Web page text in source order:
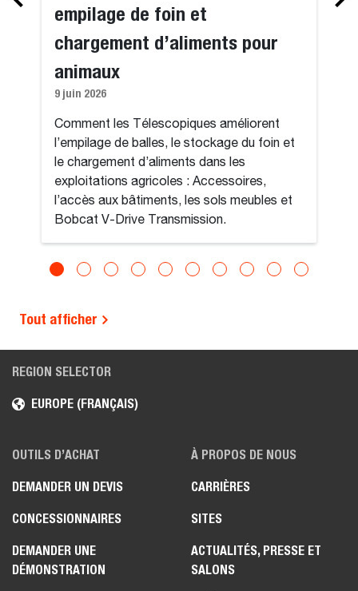
empilage de foin et
chargement d’aliments pour
animaux
9 juin 2026
Comment les Télescopiques améliorent
l’empilage de balles, le stockage du foin et
le chargement d’aliments dans les
exploitations agricoles : Accessoires,
l’accès aux bâtiments, les sols meubles et
Bobcat V-Drive Transmission.
Tout afficher
REGION SELECTOR
EUROPE (FRANÇAIS)
OUTILS D’ACHAT
DEMANDER UN DEVIS
CONCESSIONNAIRES
DEMANDER UNE
DÉMONSTRATION
À PROPOS DE NOUS
CARRIÈRES
SITES
ACTUALITÉS, PRESSE ET
SALONS